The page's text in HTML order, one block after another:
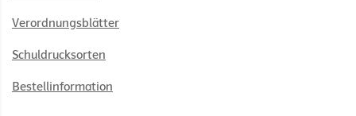
Verordnungsblätter
Schuldrucksorten
Bestellinformation